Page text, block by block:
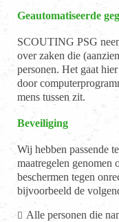
Geautomatiseerde
SCOUTING PSG
over zaken die
personen. Het gaat
door
mens tussen zit.
Beveiliging
Wij hebben passende
maatregelen genomen
beschermen tegen
bijvoorbeeld de
Alle personen die